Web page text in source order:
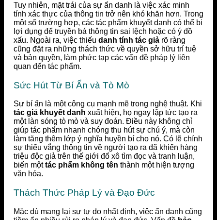
Tuy nhiên, mặt trái của sự ẩn danh là việc xác minh
tính xác thực của thông tin trở nên khó khăn hơn. Trong
một số trường hợp, các tác phẩm khuyết danh có thể bị
lợi dụng để truyền bá thông tin sai lệch hoặc có ý đồ
xấu. Ngoài ra, việc thiếu danh tính tác giả rõ ràng
cũng đặt ra những thách thức về quyền sở hữu trí tuệ
và bản quyền, làm phức tạp các vấn đề pháp lý liên
quan đến tác phẩm.
Sức Hút Từ Bí Ẩn và Tò Mò
Sự bí ẩn là một công cụ mạnh mẽ trong nghệ thuật. Khi
tác giả khuyết danh xuất hiện, họ ngay lập tức tạo ra
một làn sóng tò mò và suy đoán. Điều này không chỉ
giúp tác phẩm nhanh chóng thu hút sự chú ý, mà còn
làm tăng thêm lớp ý nghĩa huyền bí cho nó. Có lẽ chính
sự thiếu vắng thông tin về người tạo ra đã khiến hàng
triệu độc giả trên thế giới đổ xô tìm đọc và tranh luận,
biến mộttác phẩm không tên thành một hiện tượng
văn hóa.
Thách Thức Pháp Lý và Đạo Đức
Mặc dù mang lại sự tự do nhất định, việc ẩn danh cũng